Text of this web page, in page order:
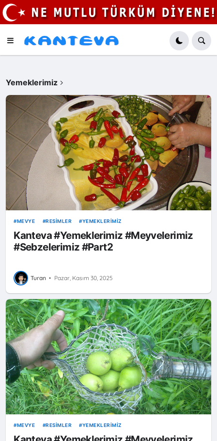
Yemeklerimiz
MEVYE RESIMLER YEMEKLERIMIZ
Kanteva #Yemeklerimiz #Meyvelerimiz
#Sebzelerimiz #Part2
Turan • Pazar, Kasım 30, 2025
MEVYE RESIMLER YEMEKLERIMIZ